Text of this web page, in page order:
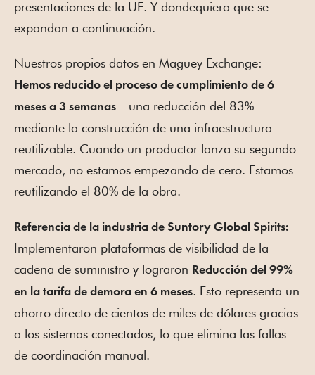
presentaciones de la UE. Y dondequiera que se
expandan a continuación.
Nuestros propios datos en Maguey Exchange:
Hemos reducido el proceso de cumplimiento de 6
meses a 3 semanas—una reducción del 83%—
mediante la construcción de una infraestructura
reutilizable. Cuando un productor lanza su segundo
mercado, no estamos empezando de cero. Estamos
reutilizando el 80% de la obra.
Referencia de la industria de Suntory Global Spirits:
Implementaron plataformas de visibilidad de la
cadena de suministro y lograron Reducción del 99%
en la tarifa de demora en 6 meses. Esto representa un
ahorro directo de cientos de miles de dólares gracias
a los sistemas conectados, lo que elimina las fallas
de coordinación manual.